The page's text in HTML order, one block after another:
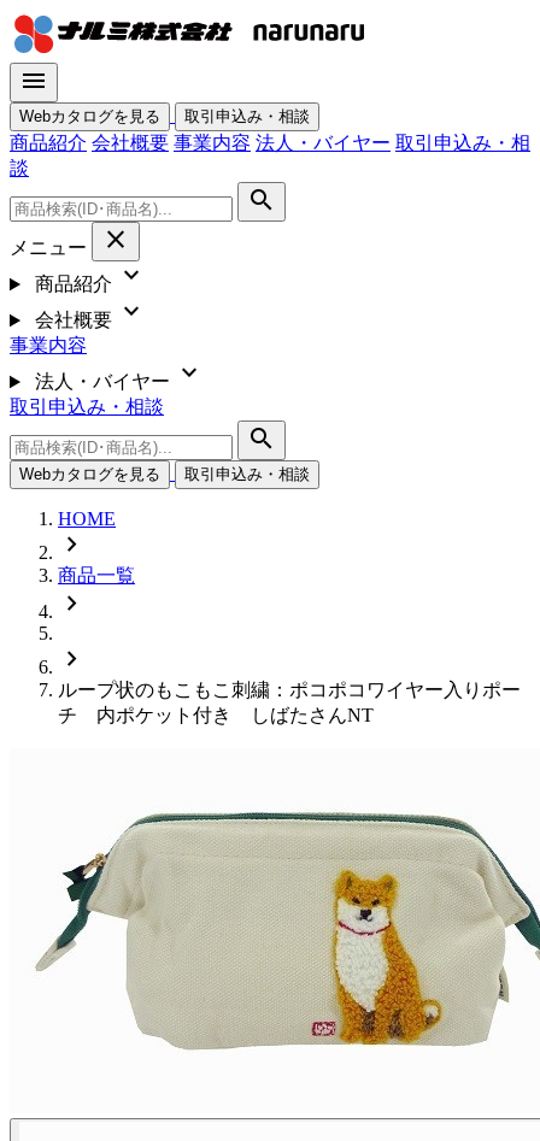
menu
Webカタログを見る 取引申込み・相談
商品紹介 会社概要 事業内容 法人・バイヤー 取引申込み・相
談
search
メニュー close
商品紹介 expand_more
会社概要 expand_more
事業内容
法人・バイヤー
expand_more
取引申込み・相談
search
Webカタログを見る 取引申込み・相談
HOME
chevron_right
商品一覧
chevron_right
chevron_right
ループ状のもこもこ刺繍：ポコポコワイヤー入りポー
チ 内ポケット付き しばたさんNT